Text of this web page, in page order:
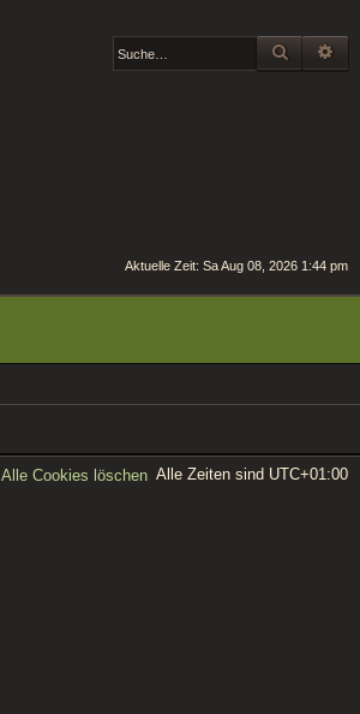
SUCHE
Aktuelle Zeit: Sa Aug 08, 2026 1:44 pm
Alle Zeiten sind UTC+01:00
Alle Cookies löschen